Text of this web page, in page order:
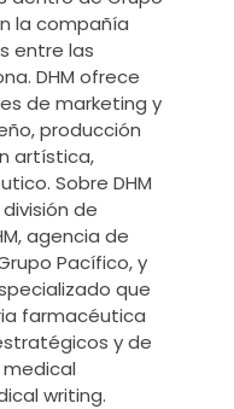
la compañía
entre las
DHM ofrece
de marketing y
producción
artística,
Sobre DHM
de
agencia de
Pacífico, y
que
farmacéutica
y de
writing.